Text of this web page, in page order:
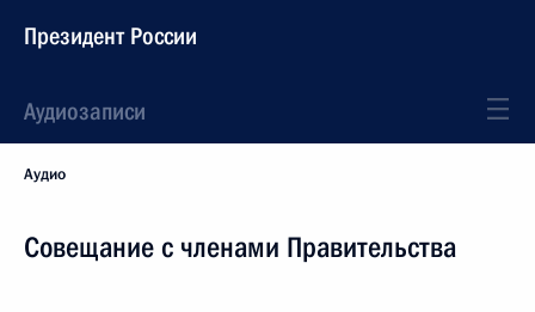
Президент России
Аудиозаписи
Аудио
Совещание с членами Правительства